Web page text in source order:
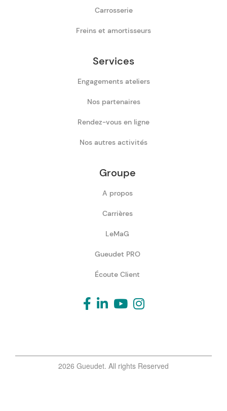
Carrosserie
Freins et amortisseurs
Services
Engagements ateliers
Nos partenaires
Rendez-vous en ligne
Nos autres activités
Groupe
A propos
Carrières
LeMaG
Gueudet PRO
Écoute Client
2026 Gueudet. All rights Reserved